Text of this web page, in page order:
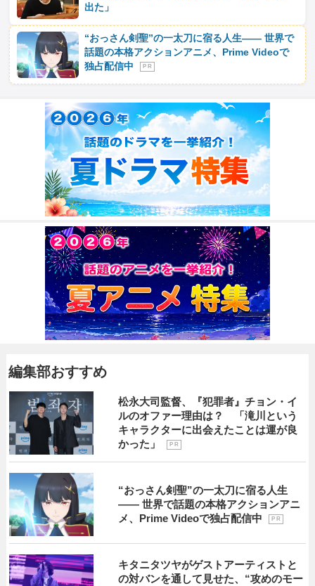
出た」
“おっさん剣聖”の一太刀に宿る人生―― 世界で
話題の本格アクションアニメ、Prime Videoで
独占配信中
P R
編集部おすすめ
松永大司監督、『犯罪者』チョン・イ
ルのオファー理由は？ 「滝川という
キャラクターに出会えたことは運が良
かった」
P R
“おっさん剣聖”の一太刀に宿る人生
―― 世界で話題の本格アクションアニ
メ、Prime Videoで独占配信中
P R
キタニタツヤがゲストアーティストと
の対バンを通して見せた、“攻めのモー